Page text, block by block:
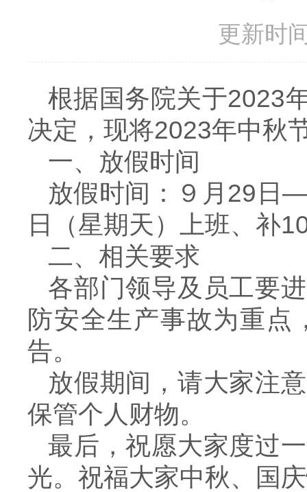
更新时
根据国务院关于2023
决定，现将2023年中秋
一、放假时间
放假时间：９月29日
日（星期天）上班、补
二、相关要求
各部门领导及员工要
防安全生产事故为重点
告。
放假期间，请大家注
保管个人财物。
最后，祝愿大家度过
光。祝福大家中秋、国